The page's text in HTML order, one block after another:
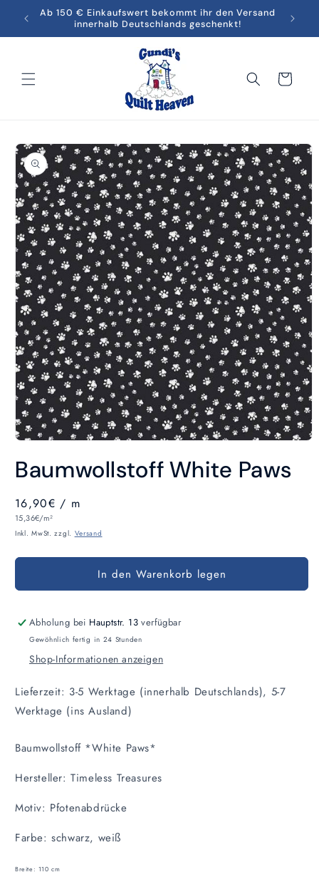
zumAb 150 € Einkaufswert bekommt ihr den Versand
innerhalb Deutschlands geschenkt!
Warenkorb
in
Modal
Baumwollstoff White Paws
Normaler
Preis
16,90€ / m
Grundpreis
15,36€/m²
Inkl. MwSt. zzgl. Versand
In den Warenkorb legen
Abholung bei Hauptstr. 13 verfügbar
Gewöhnlich fertig in 24 Stunden
Shop-Informationen anzeigen
Lieferzeit: 3-5 Werktage (innerhalb Deutschlands), 5-7
Werktage (ins Ausland)
Baumwollstoff *White Paws*
Hersteller: Timeless Treasures
Motiv: Pfotenabdrücke
Farbe: schwarz, weiß
Breite: 110 cm